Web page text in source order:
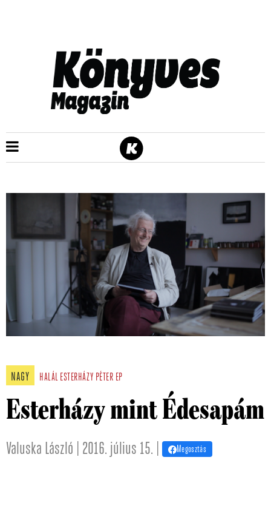
NAGY HALÁL ESTERHÁZY PÉTER EP
Esterházy mint Édesapám
Valuska László | 2016. július 15. | Megosztás